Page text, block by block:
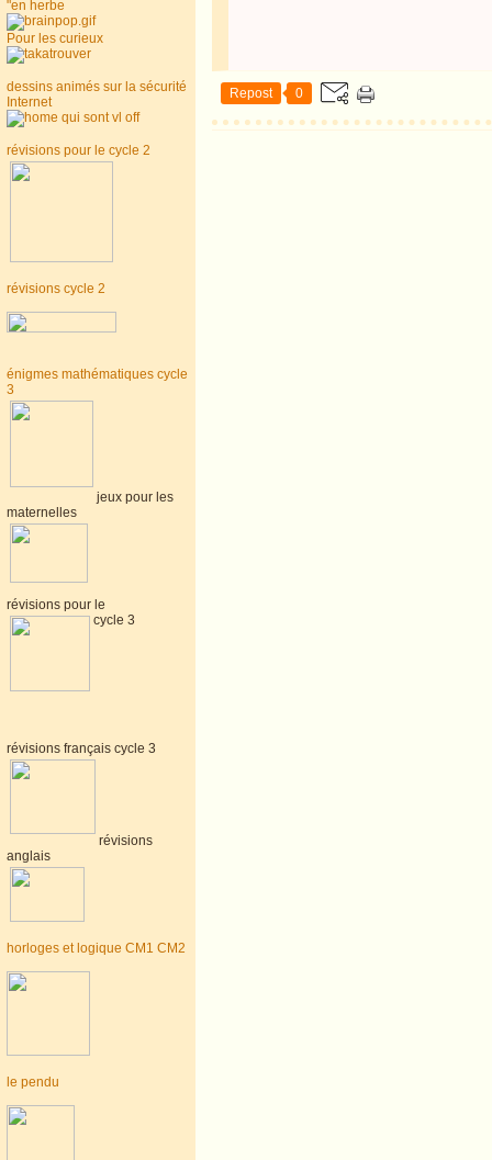
"en herbe
Pour les curieux
dessins animés sur la sécurité
Internet
révisions pour le cycle 2
révisions cycle 2
énigmes mathématiques cycle
3
jeux pour les
maternelles
révisions pour le
cycle 3
révisions français cycle 3
révisions
anglais
horloges et logique CM1 CM2
le pendu
Repost 0